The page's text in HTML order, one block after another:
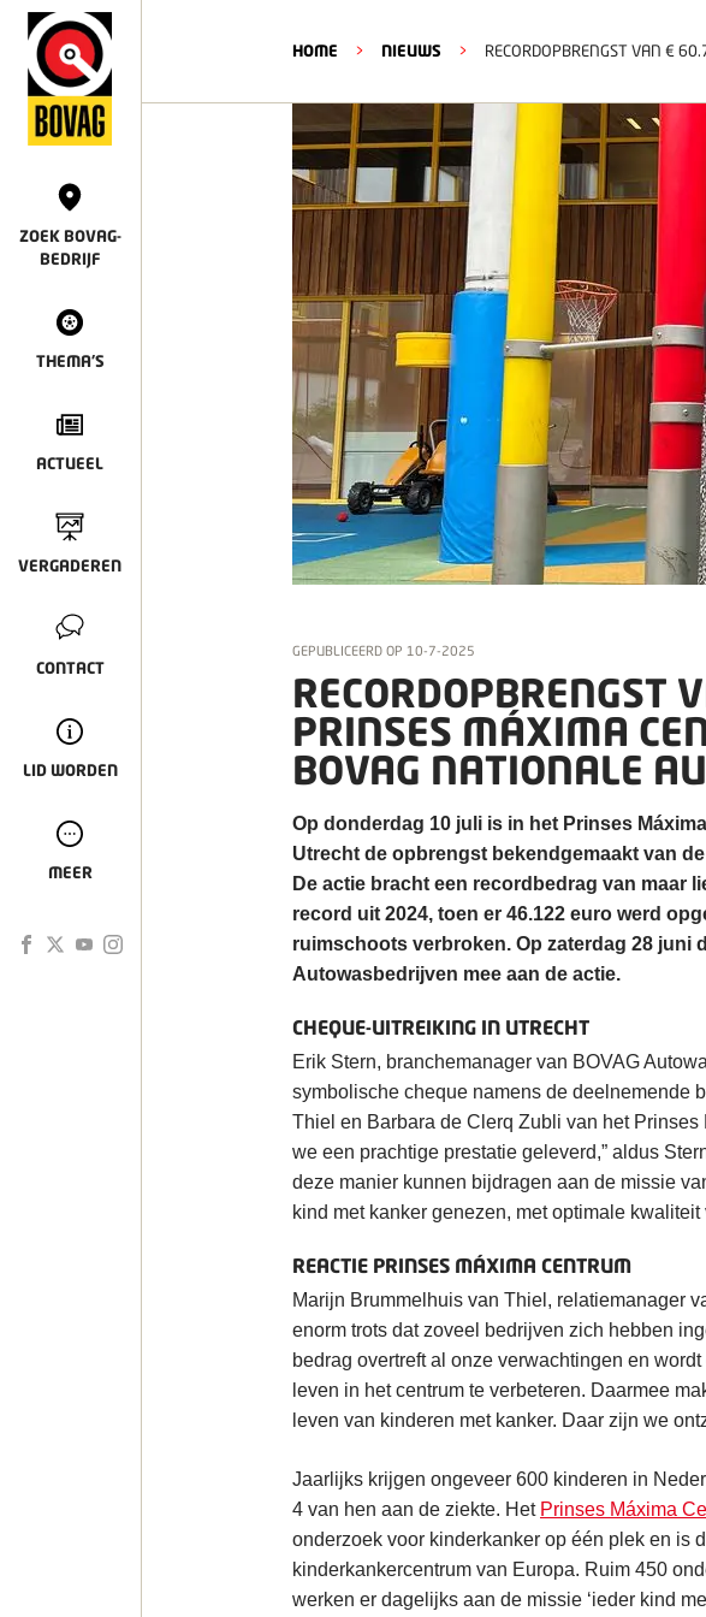
ZOEK BOVAG-
BEDRIJF
THEMA'S
ACTUEEL
VERGADEREN
CONTACT
LID WORDEN
MEER
HOME > NIEUWS > RECORDOPBRENGST VAN €
GEPUBLICEERD OP 10-7-2025
PRINSES MÁXIMA
BOVAG NATIONALE
Op donderdag 10 juli is in het Prinses
Utrecht de opbrengst bekendgemaakt van
De actie bracht een recordbedrag van maar
record uit 2024, toen er 46.122 euro werd
ruimschoots verbroken. Op zaterdag 28 juni
Autowasbedrijven mee aan de actie.
CHEQUE-UITREIKING IN UTRECHT
Erik Stern, branchemanager van BOVAG
symbolische cheque namens de deelnemende
Thiel en Barbara de Clerq Zubli van het Prinses
we een prachtige prestatie geleverd,” aldus
deze manier kunnen bijdragen aan de missie
kind met kanker genezen, met optimale kwaliteit
REACTIE PRINSES MÁXIMA CENTRUM
Marijn Brummelhuis van Thiel, relatiemanager
enorm trots dat zoveel bedrijven zich hebben
bedrag overtreft al onze verwachtingen en
leven in het centrum te verbeteren. Daarmee
leven van kinderen met kanker. Daar zijn we
Jaarlijks krijgen ongeveer 600 kinderen in
4 van hen aan de ziekte. Het Prinses Máxima
onderzoek voor kinderkanker op één plek en is
kinderkankercentrum van Europa. Ruim 450
werken er dagelijks aan de missie ‘ieder kind